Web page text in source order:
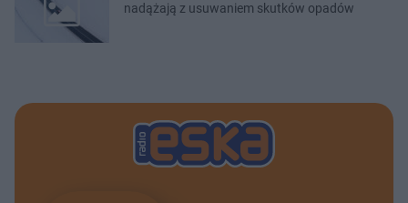
nadążają z usuwaniem skutków opadów